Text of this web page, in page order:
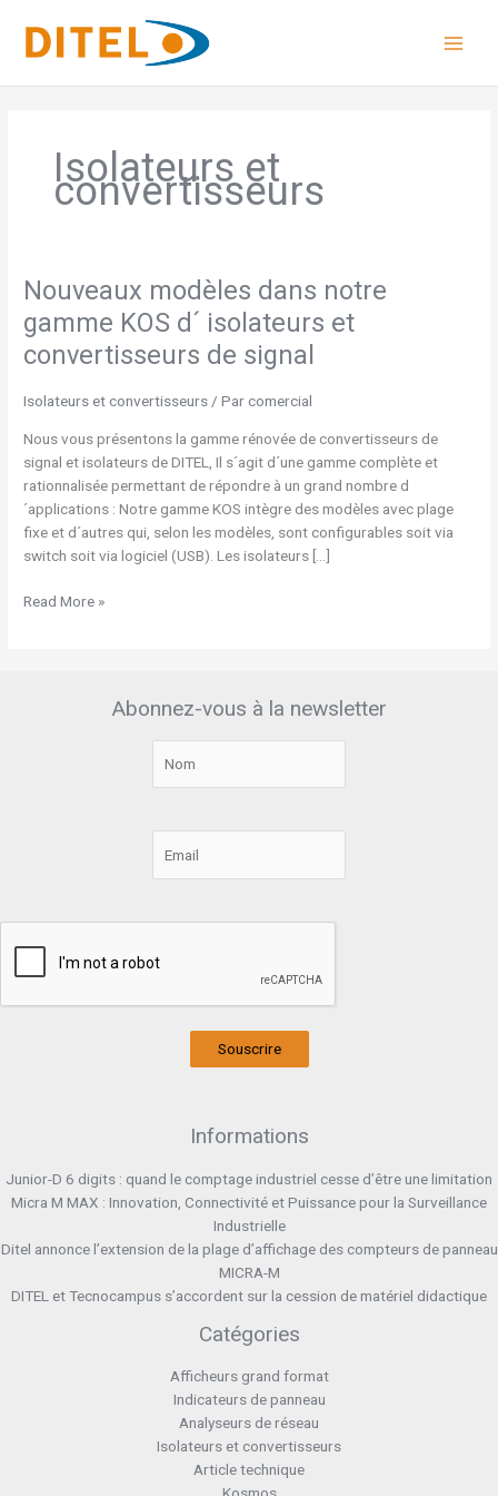
contenu
Isolateurs et
convertisseurs
Nouveaux modèles dans notre
gamme KOS d´ isolateurs et
convertisseurs de signal
Isolateurs et convertisseurs / Parcomercial
Nous vous présentons la gamme rénovée de convertisseurs de
signal et isolateurs de DITEL, Il s´agit d´une gamme complète et
rationnalisée permettant de répondre à un grand nombre d
´applications : Notre gamme KOS intègre des modèles avec plage
fixe et d´autres qui, selon les modèles, sont configurables soit via
switch soit via logiciel (USB). Les isolateurs […]
Nouveaux
dans
notre
KOS
´
isolateurs
et
convertisseurs
de
signal
Read More »
Abonnez-vous à la newsletter
Souscrire
Informations
Junior-D 6 digits : quand le comptage industriel cesse d’être une limitation
Micra M MAX : Innovation, Connectivité et Puissance pour la Surveillance
Industrielle
Ditel annonce l’extension de la plage d’affichage des compteurs de panneau
MICRA-M
DITEL et Tecnocampus s’accordent sur la cession de matériel didactique
Catégories
Afficheurs grand format
Indicateurs de panneau
Analyseurs de réseau
Isolateurs et convertisseurs
Article technique